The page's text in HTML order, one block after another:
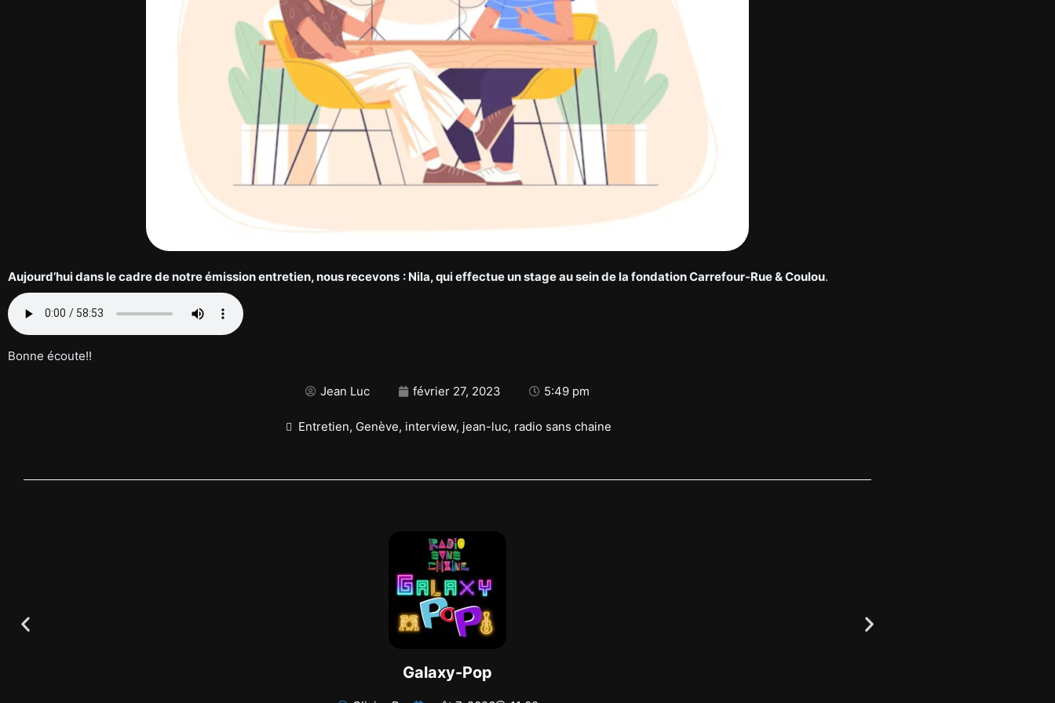
Aujourd’hui dans le cadre de notre émission entretien, nous recevons : Nila, qui effectue un stage au sein de la fondation Carrefour-Rue & Coulou.
Bonne écoute!!
Jean Luc février 27, 2023 5:49 pm
Entretien, Genève, interview, jean-luc, radio sans chaine
Galaxy-Pop